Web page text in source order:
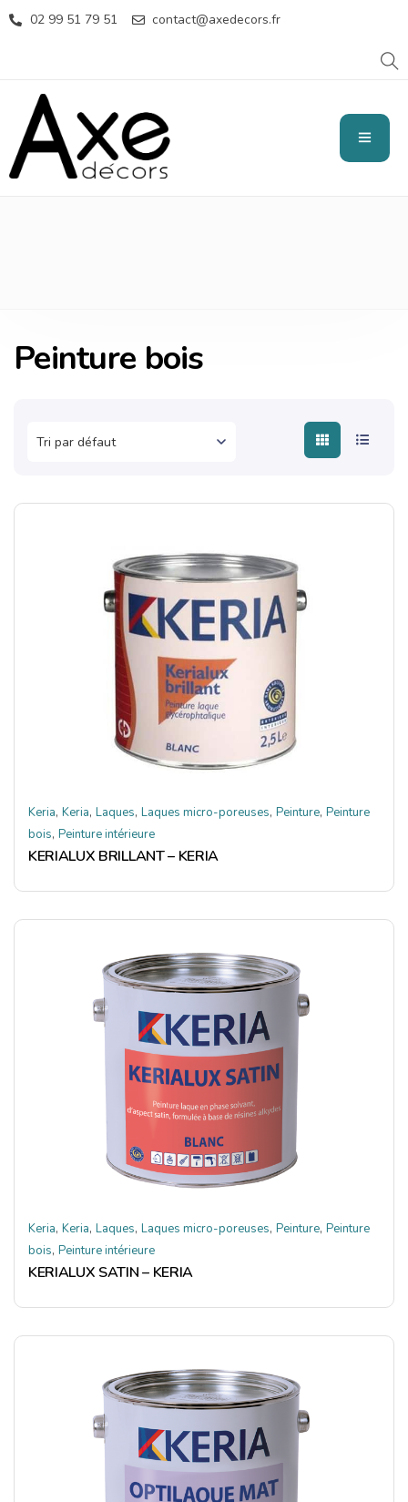
02 99 51 79 51 contact@axedecors.fr
PEINTURE BOIS
Peinture bois
Keria, Keria, Laques, Laques micro-poreuses, Peinture, Peinture
bois, Peinture intérieure
KERIALUX BRILLANT – KERIA
Keria, Keria, Laques, Laques micro-poreuses, Peinture, Peinture
bois, Peinture intérieure
KERIALUX SATIN – KERIA